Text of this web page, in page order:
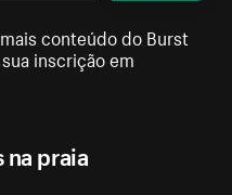
praia
conteúdo do Burst
inscrição em